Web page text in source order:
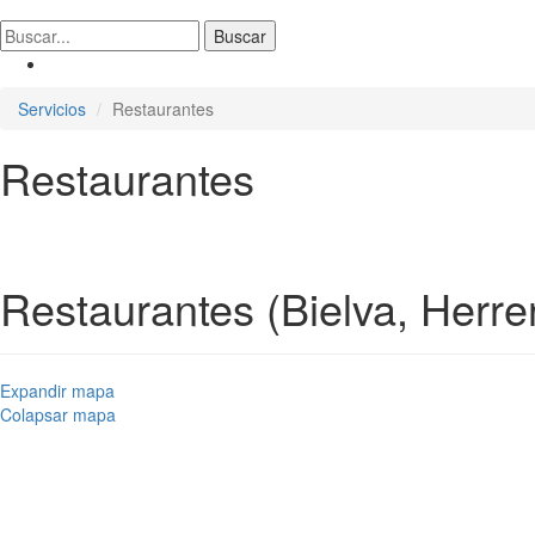
Servicios Restaurantes
Restaurantes
Restaurantes (Bielva,
Expandir mapa
Colapsar mapa